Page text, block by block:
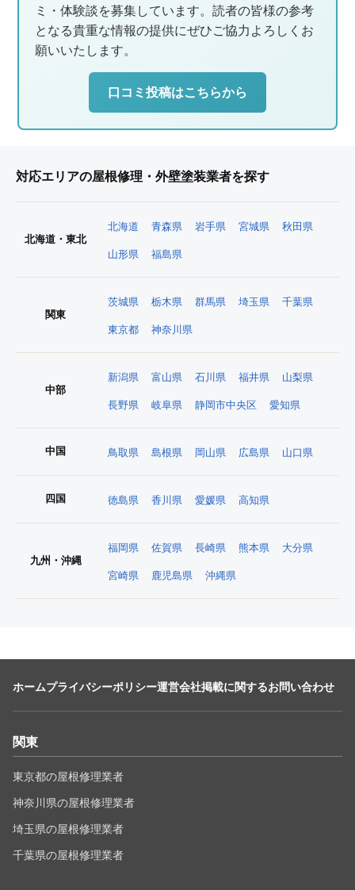
ミ・体験談を募集しています。読者の皆様の参考
となる貴重な情報の提供にぜひご協力よろしくお
願いいたします。
口コミ投稿はこちらから
対応エリアの屋根修理・外壁塗装業者を探す
北海道・東北
北海道 青森県 岩手県 宮城県 秋田県
山形県 福島県
関東
茨城県 栃木県 群馬県 埼玉県 千葉県
東京都 神奈川県
中部
新潟県 富山県 石川県 福井県 山梨県
長野県 岐阜県 静岡市中央区 愛知県
中国 鳥取県 島根県 岡山県 広島県 山口県
四国 徳島県 香川県 愛媛県 高知県
九州・沖縄
福岡県 佐賀県 長崎県 熊本県 大分県
宮崎県 鹿児島県 沖縄県
ホームプライバシーポリシー運営会社掲載に関するお問い合わせ
関東
東京都の屋根修理業者
神奈川県の屋根修理業者
埼玉県の屋根修理業者
千葉県の屋根修理業者